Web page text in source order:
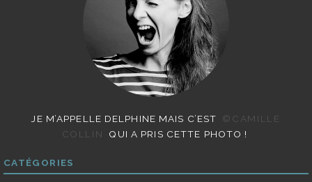
JE M’APPELLE DELPHINE MAIS C’EST
©CAMILLE
COLLIN
QUI A PRIS CETTE PHOTO !
CATÉGORIES